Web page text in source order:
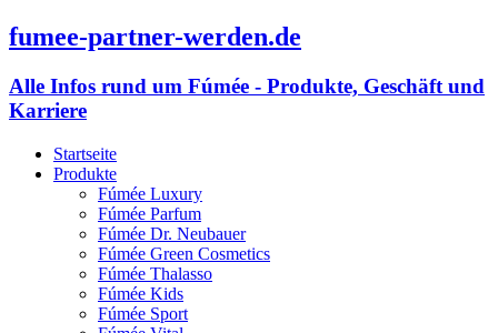
fumee-partner-werden.de
Alle Infos rund um Fúmée - Produkte, Geschäft und
Karriere
Startseite
Produkte
Fúmée Luxury
Fúmée Parfum
Fúmée Dr. Neubauer
Fúmée Green Cosmetics
Fúmée Thalasso
Fúmée Kids
Fúmée Sport